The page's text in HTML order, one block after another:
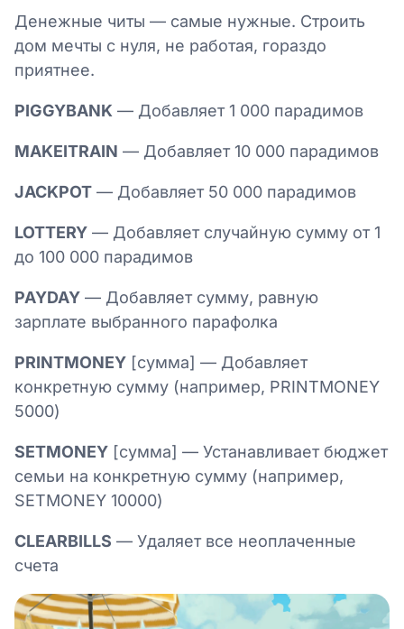
Денежные читы — самые нужные. Строить
дом мечты с нуля, не работая, гораздо
приятнее.
PIGGYBANK — Добавляет 1 000 парадимов
MAKEITRAIN — Добавляет 10 000 парадимов
JACKPOT — Добавляет 50 000 парадимов
LOTTERY — Добавляет случайную сумму от 1
до 100 000 парадимов
PAYDAY — Добавляет сумму, равную
зарплате выбранного парафолка
PRINTMONEY [сумма] — Добавляет
конкретную сумму (например, PRINTMONEY
5000)
SETMONEY [сумма] — Устанавливает бюджет
семьи на конкретную сумму (например,
SETMONEY 10000)
CLEARBILLS — Удаляет все неоплаченные
счета